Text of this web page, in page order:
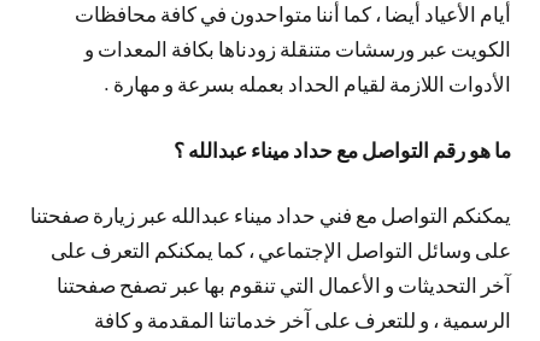
أيام الأعياد أيضا ، كما أننا متواحدون في كافة محافظات
الكويت عبر ورسشات متنقلة زودناها بكافة المعدات و
الأدوات اللازمة لقيام الحداد بعمله بسرعة و مهارة .
ما هو رقم التواصل مع حداد ميناء عبدالله ؟
يمكنكم التواصل مع فني حداد ميناء عبدالله عبر زيارة صفحتنا
على وسائل التواصل الإجتماعي ، كما يمكنكم التعرف على
آخر التحديثات و الأعمال التي تنقوم بها عبر تصفح صفحتنا
الرسمية ، و للتعرف على آخر خدماتنا المقدمة و كافة